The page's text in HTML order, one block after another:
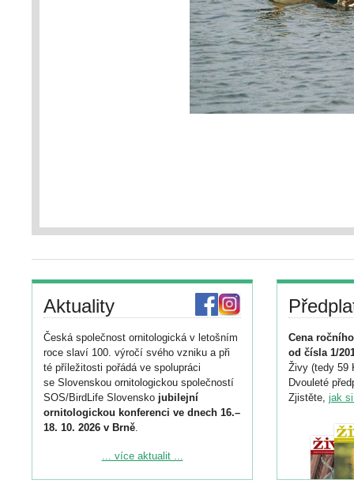
Aktuality
Česká společnost ornitologická v letošním
roce slaví 100. výročí svého vzniku a při
té příležitosti pořádá ve spolupráci
se Slovenskou ornitologickou společností
SOS/BirdLife Slovensko jubilejní
ornitologickou konferenci ve dnech 16.–
18. 10. 2026 v Brně.
Podrobnější informace ke konferenci
... více aktualit ...
Cena
od čísla 1/
Živy (tedy 59
Dvouleté
Zjistěte, jak